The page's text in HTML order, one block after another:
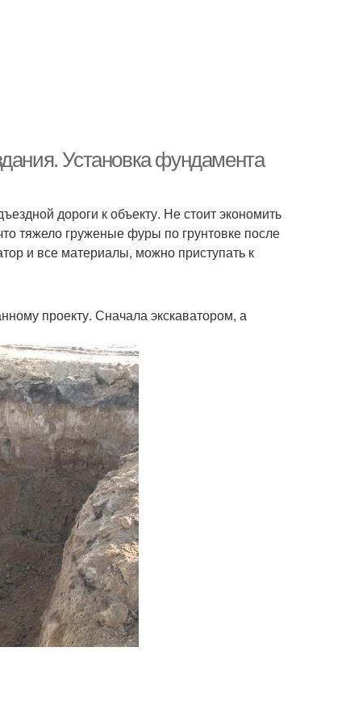
Установка фундамента
дороги к объекту. Не стоит экономить
тяжело груженые фуры по грунтовке после
и все материалы, можно приступать к
проекту. Сначала экскаватором, а